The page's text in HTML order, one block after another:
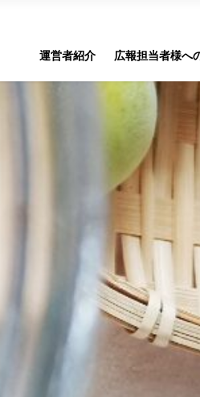
運営者紹介 広報担当者様へ